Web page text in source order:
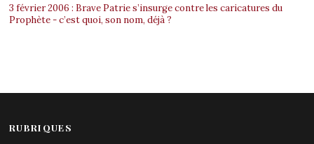
3 février 2006 : Brave Patrie s’insurge contre les caricatures du
Prophète - c’est quoi, son nom, déjà ?
RUBRIQUES